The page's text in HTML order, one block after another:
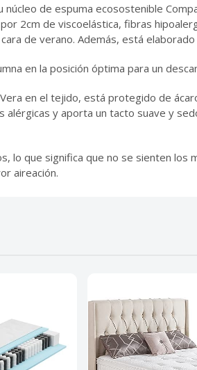
núcleo de espuma ecosostenible
2cm de viscoelástica, fibras
de verano. Además, está
en la posición óptima para un
en el tejido, está protegido de
y aporta un tacto suave y
lo que significa que no se sienten
aireación.